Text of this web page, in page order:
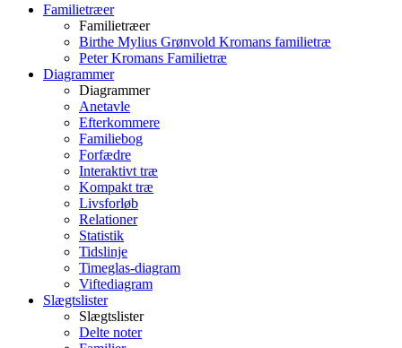
Familietræer
Familietræer
Birthe Mylius Grønvold Kromans familietræ
Peter Kromans Familietræ
Diagrammer
Diagrammer
Anetavle
Efterkommere
Familiebog
Forfædre
Interaktivt træ
Kompakt træ
Livsforløb
Relationer
Statistik
Tidslinje
Timeglas-diagram
Viftediagram
Slægtslister
Slægtslister
Delte noter